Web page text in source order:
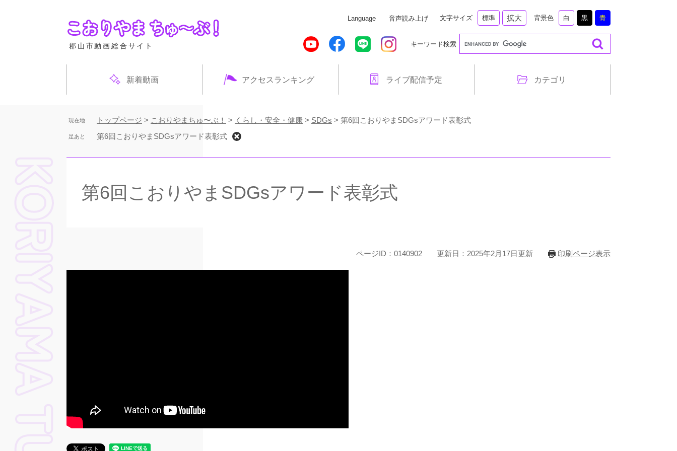
郡山市動画総合サイト
Language 音声読み上げ 文字サイズ 標準 拡大 背景色 白 黒 青
キーワード検索
新着動画 アクセスランキング ライブ配信予定 カテゴリ
現在地 トップページ > こおりやまちゅ〜ぶ！ > くらし・安全・健康 > SDGs > 第6回こおりやまSDGsアワード表彰式
足あと 第6回こおりやまSDGsアワード表彰式
第6回こおりやまSDGsアワード表彰式
ページID：0140902 更新日：2025年2月17日更新 印刷ページ表示